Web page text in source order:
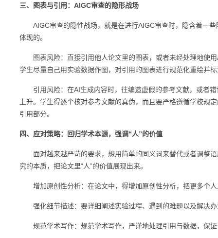
三、图表与引用：AIGC审查的隐形战场
AIGC审查的隐性战场，就是在进行AIGC审查时，隐含着一些
体现的。
图表风险：直接引用他人论文里的图表，或者未经处理地使用
学生尽量自己用实验数据作图，对引用的图表进行规范化重绘并
引用风险：在AI生成内容时，往编造虚假的参考文献，或者错
上升。学生得逐个核对参考文献的真伪，而且要严格遵循学校
引用部分。
四、应对策略：回归学术本源，强调“人”的价值
面对越来越严苛的要求，想用简单的同义词来替代或者调整语
究的本质，把论文里“人”的价值展现出来。
增加原创性分析：在论文中，得增加原创性分析，把更多个人
强化细节描述：要详细阐述实验过程、遇到的难题以及解决办
规范学术写作：规范学术写作，严谨地处理引用与数据，保证